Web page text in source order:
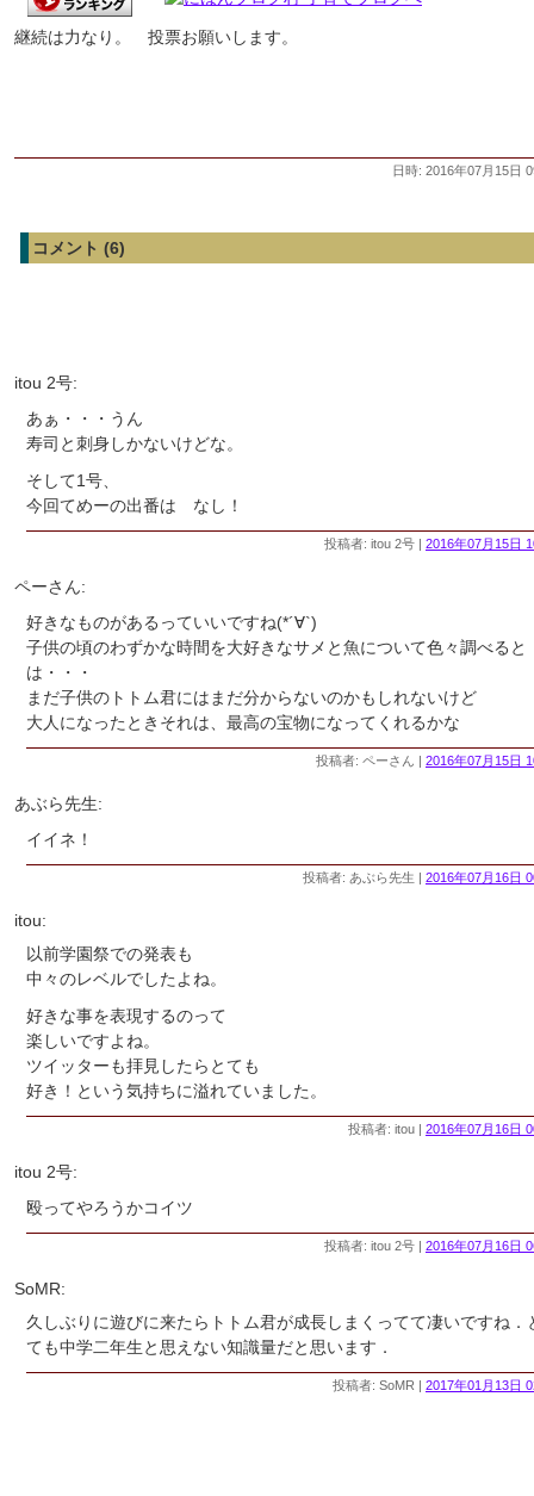
継続は力なり。 投票お願いします。
日時: 2016年07月15日
コメント (6)
itou 2号:
あぁ・・・うん
寿司と刺身しかないけどな。
そして1号、
今回てめーの出番は なし！
投稿者: itou 2号 | 2016年07月15日
ペーさん:
好きなものがあるっていいですね(*´∀`)
子供の頃のわずかな時間を大好きなサメと魚について色々調べると
は・・・
まだ子供のトトム君にはまだ分からないのかもしれないけど
大人になったときそれは、最高の宝物になってくれるかな
投稿者: ペーさん | 2016年07月15日
あぶら先生:
イイネ！
投稿者: あぶら先生 | 2016年07月16日
itou:
以前学園祭での発表も
中々のレベルでしたよね。
好きな事を表現するのって
楽しいですよね。
ツイッターも拝見したらとても
好き！という気持ちに溢れていました。
投稿者: itou | 2016年07月16日
itou 2号:
殴ってやろうかコイツ
投稿者: itou 2号 | 2016年07月16日
SoMR:
久しぶりに遊びに来たらトトム君が成長しまくってて凄いですね．
ても中学二年生と思えない知識量だと思います．
投稿者: SoMR | 2017年01月13日